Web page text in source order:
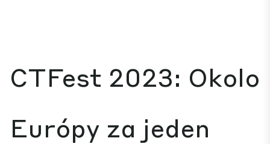
CTFest 2023: Okolo
Európy za jeden